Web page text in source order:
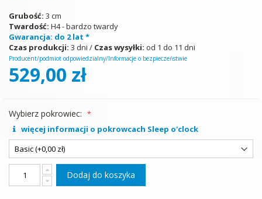
Grubość: 3 cm
Twardość: H4 - bardzo twardy
Gwarancja: do 2 lat *
Czas produkcji: 3 dni / Czas wysyłki: od 1 do 11 dni
Producent/podmiot odpowiedzialny/Informacje o bezpieczeństwie
529,00 zł
Wybierz pokrowiec:
więcej informacji o pokrowcach Sleep o'clock
Dodaj do koszyka